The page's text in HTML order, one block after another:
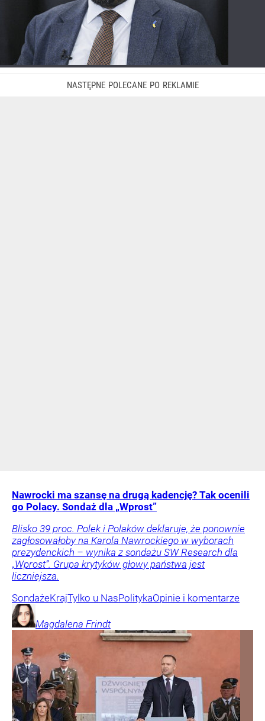
Nawrocki ma szansę na drugą kadencję? Tak ocenili
go Polacy. Sondaż dla „Wprost”
Blisko 39 proc. Polek i Polaków deklaruje, że ponownie
zagłosowałoby na Karola Nawrockiego w wyborach
prezydenckich – wynika z sondażu SW Research dla
„Wprost”. Grupa krytyków głowy państwa jest
liczniejsza.
SondażeKrajTylko u NasPolitykaOpinie i komentarze
Magdalena Frindt